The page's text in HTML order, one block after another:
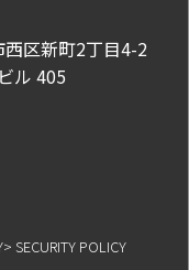
区新町2丁目4-2
ル 405
> SECURITY POLICY